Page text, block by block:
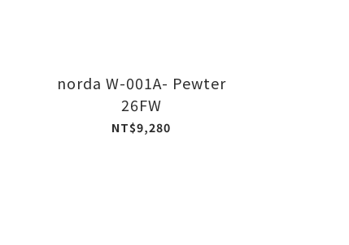
norda W-001A- Pewter
26FW
NT$9,280